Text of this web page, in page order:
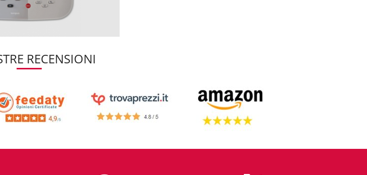
RECENSIONI